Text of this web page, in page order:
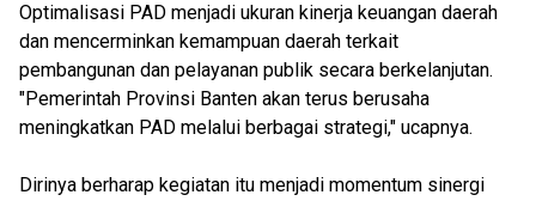
Optimalisasi PAD menjadi ukuran kinerja keuangan daerah
dan mencerminkan kemampuan daerah terkait
pembangunan dan pelayanan publik secara berkelanjutan.
"Pemerintah Provinsi Banten akan terus berusaha
meningkatkan PAD melalui berbagai strategi," ucapnya.
Dirinya berharap kegiatan itu menjadi momentum sinergi